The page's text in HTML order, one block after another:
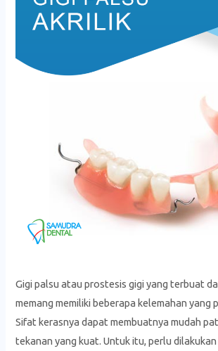
Gigi palsu atau prostesis gigi yang terbuat
memang memiliki beberapa kelemahan yang
Sifat kerasnya dapat membuatnya mudah
tekanan yang kuat. Untuk itu, perlu